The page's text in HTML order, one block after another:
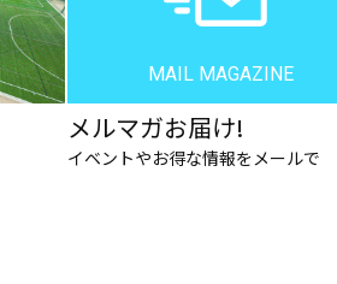
MAIL MAGAZINE
メルマガお届け!
イベントやお得な情報をメールで